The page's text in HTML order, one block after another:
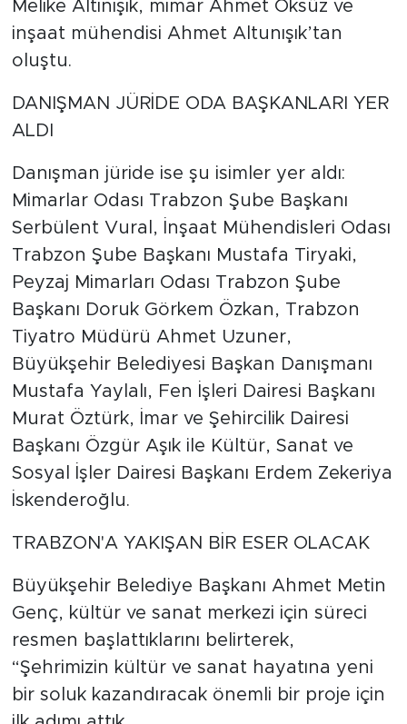
Melike Altınışık, mimar Ahmet Öksüz ve
inşaat mühendisi Ahmet Altunışık’tan
oluştu.
DANIŞMAN JÜRİDE ODA BAŞKANLARI YER
ALDI
Danışman jüride ise şu isimler yer aldı:
Mimarlar Odası Trabzon Şube Başkanı
Serbülent Vural, İnşaat Mühendisleri Odası
Trabzon Şube Başkanı Mustafa Tiryaki,
Peyzaj Mimarları Odası Trabzon Şube
Başkanı Doruk Görkem Özkan, Trabzon
Tiyatro Müdürü Ahmet Uzuner,
Büyükşehir Belediyesi Başkan Danışmanı
Mustafa Yaylalı, Fen İşleri Dairesi Başkanı
Murat Öztürk, İmar ve Şehircilik Dairesi
Başkanı Özgür Aşık ile Kültür, Sanat ve
Sosyal İşler Dairesi Başkanı Erdem Zekeriya
İskenderoğlu.
TRABZON'A YAKIŞAN BİR ESER OLACAK
Büyükşehir Belediye Başkanı Ahmet Metin
Genç, kültür ve sanat merkezi için süreci
resmen başlattıklarını belirterek,
“Şehrimizin kültür ve sanat hayatına yeni
bir soluk kazandıracak önemli bir proje için